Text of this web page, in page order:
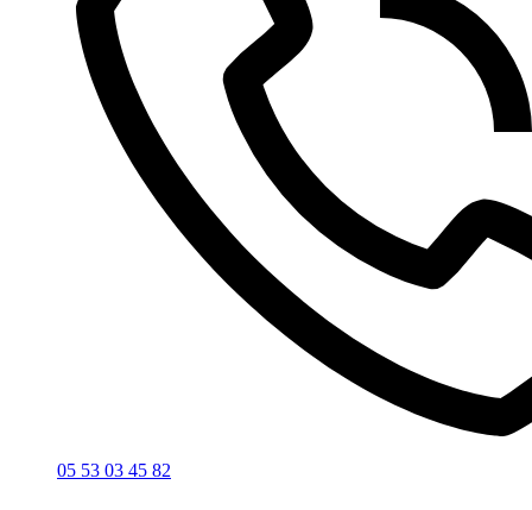
05 53 03 45 82